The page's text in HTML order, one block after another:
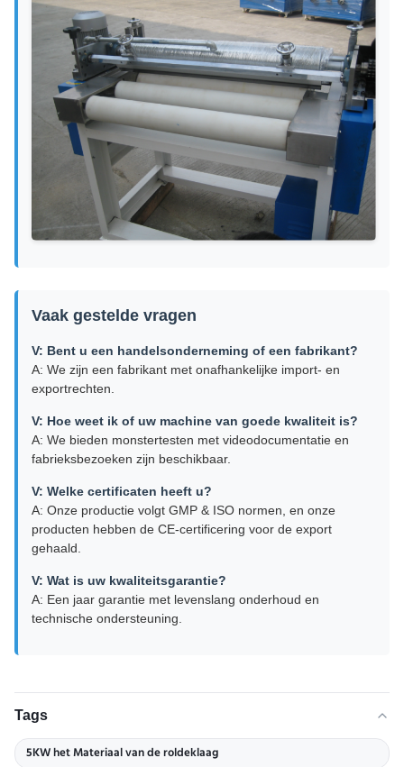
Vaak gestelde vragen
V: Bent u een handelsonderneming of een fabrikant?
A: We zijn een fabrikant met onafhankelijke import- en
exportrechten.
V: Hoe weet ik of uw machine van goede kwaliteit is?
A: We bieden monstertesten met videodocumentatie en
fabrieksbezoeken zijn beschikbaar.
V: Welke certificaten heeft u?
A: Onze productie volgt GMP & ISO normen, en onze
producten hebben de CE-certificering voor de export
gehaald.
V: Wat is uw kwaliteitsgarantie?
A: Een jaar garantie met levenslang onderhoud en
technische ondersteuning.
Tags
5KW het Materiaal van de roldeklaag